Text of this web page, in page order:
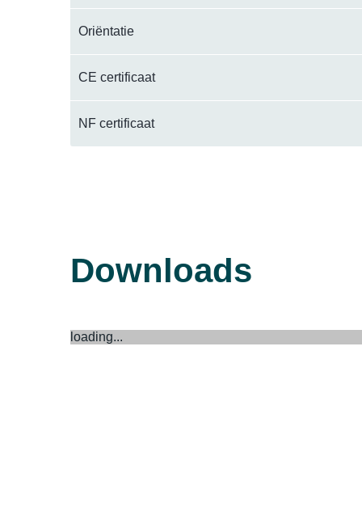
Oriëntatie
CE certificaat
NF certificaat
Downloads
loading...